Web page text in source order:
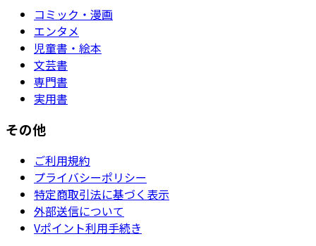
コミック・漫画
エンタメ
児童書・絵本
文芸書
専門書
実用書
その他
ご利用規約
プライバシーポリシー
特定商取引法に基づく表示
外部送信について
Vポイント利用手続き